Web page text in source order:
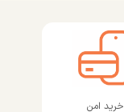
خرید امن